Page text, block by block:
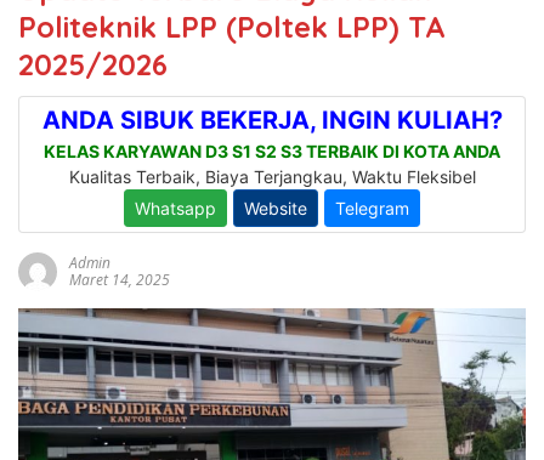
Politeknik LPP (Poltek LPP) TA
2025/2026
Admin
Maret 14, 2025